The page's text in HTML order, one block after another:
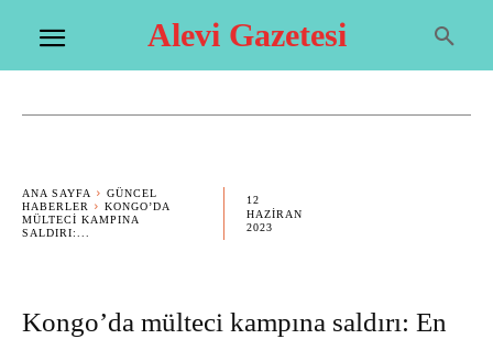
Alevi Gazetesi
ANA SAYFA
GÜNCEL
HABERLER
KONGO’DA
MÜLTECI KAMPINA
SALDIRI:...
12
HAZIRAN
2023
Kongo’da mülteci kampına saldırı: En